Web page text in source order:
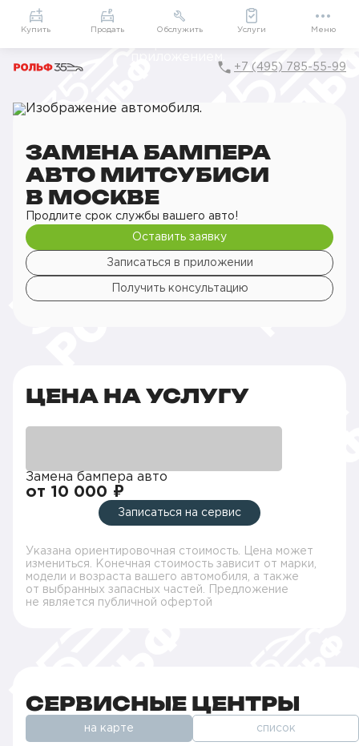
Приложение
Мой РОЛЬФ
Подарки внутри
+7 (495) 785-55-99
Главная
РОЛЬФ Сервис
Сервис Mitsubishi
Кузовной ремонт
Замена деталей кузова
Замена бампера авто
ЗАМЕНА БАМПЕРА
АВТО МИТСУБИСИ
В МОСКВЕ
Продлите срок службы вашего авто!
Оставить заявку
Записаться в приложении
Получить консультацию
ЦЕНА НА УСЛУГУ
Замена бампера авто
от 10 000 ₽
Записаться на сервис
Указана ориентировочная стоимость. Цена может
измениться. Конечная стоимость зависит от марки,
модели и возраста вашего автомобиля, а также
от выбранных запасных частей. Предложение
не является публичной офертой
СЕРВИСНЫЕ ЦЕНТРЫ
на карте список
Купить Продать Обслужить Услуги Меню